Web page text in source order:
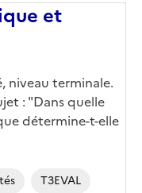
et
niveau terminale.
: "Dans quelle
détermine-t-elle
T3EVAL